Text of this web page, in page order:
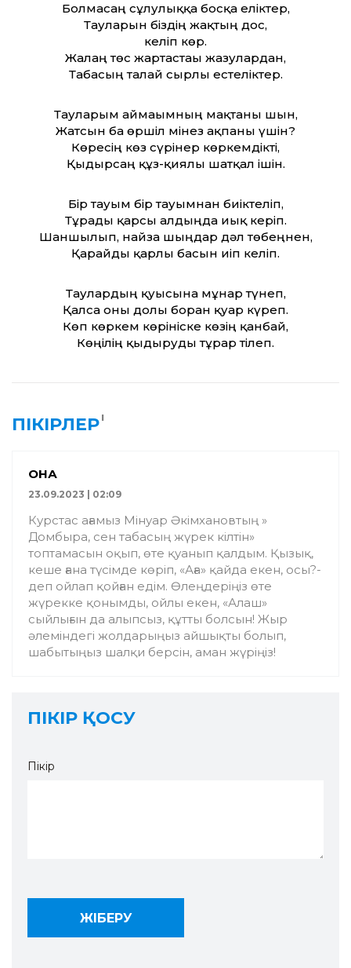
Болмасаң сұлулыққа босқа еліктер,
Тауларын біздің жақтың дос,
келіп көр.
Жалаң төс жартастағы жазулардан,
Табасың талай сырлы естеліктер.
Тауларым аймағымның мақтаны шын,
Жатсын ба өршіл мінез ақпаны үшін?
Көресің көз сүрінер көркемдікті,
Қыдырсаң құз-қиялы шатқал ішін.
Бір тауым бір тауымнан биіктеліп,
Тұрады қарсы алдыңда иық керіп.
Шаншылып, найза шыңдар дәл төбеңнен,
Қарайды қарлы басын иіп келіп.
Таулардың қуысына мұнар түнеп,
Қалса оны долы боран қуар күреп.
Көп көркем көрініске көзің қанбай,
Көңілің қыдыруды тұрар тілеп.
ПІКІРЛЕР1
ҚОНАҚ
23.09.2023 | 02:09
Курстас ағамыз Мінуар Әкімхановтың »
Домбыра, сен табасың жүрек кілтін»
топтамасын оқып, өте қуанып қалдым. Қызық,
кеше ғана түсімде көріп, «Аға» қайда екен, осы?-
деп ойлап қойған едім. Өлеңдеріңіз өте
жүрекке қонымды, ойлы екен, «Алаш»
сыйлығын да алыпсыз, құтты болсын! Жыр
әлеміндегі жолдарыңыз айшықты болып,
шабытыңыз шалқи берсін, аман жүріңіз!
ПІКІР ҚОСУ
Пікір